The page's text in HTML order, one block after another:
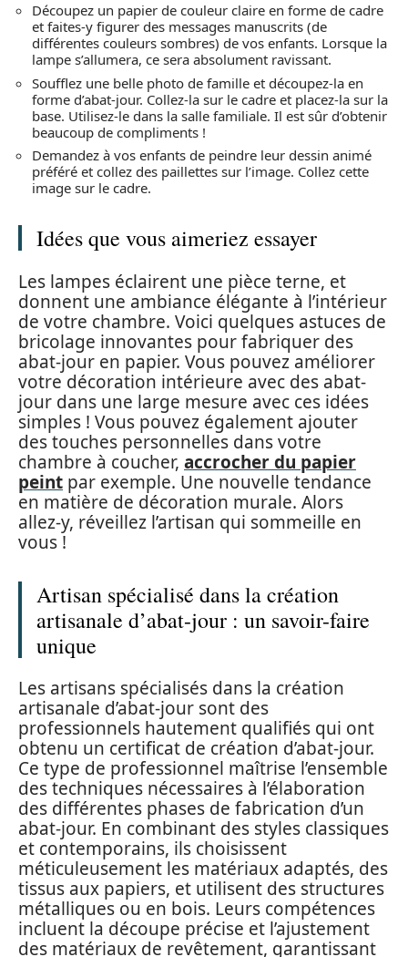
Découpez un papier de couleur claire en forme de cadre
et faites-y figurer des messages manuscrits (de
différentes couleurs sombres) de vos enfants. Lorsque la
lampe s’allumera, ce sera absolument ravissant.
Soufflez une belle photo de famille et découpez-la en
forme d’abat-jour. Collez-la sur le cadre et placez-la sur la
base. Utilisez-le dans la salle familiale. Il est sûr d’obtenir
beaucoup de compliments !
Demandez à vos enfants de peindre leur dessin animé
préféré et collez des paillettes sur l’image. Collez cette
image sur le cadre.
Idées que vous aimeriez essayer
Les lampes éclairent une pièce terne, et
donnent une ambiance élégante à l’intérieur
de votre chambre. Voici quelques astuces de
bricolage innovantes pour fabriquer des
abat-jour en papier. Vous pouvez améliorer
votre décoration intérieure avec des abat-
jour dans une large mesure avec ces idées
simples ! Vous pouvez également ajouter
des touches personnelles dans votre
chambre à coucher, accrocher du papier
peint par exemple. Une nouvelle tendance
en matière de décoration murale. Alors
allez-y, réveillez l’artisan qui sommeille en
vous !
Artisan spécialisé dans la création
artisanale d’abat-jour : un savoir-faire
unique
Les artisans spécialisés dans la création
artisanale d’abat-jour sont des
professionnels hautement qualifiés qui ont
obtenu un certificat de création d’abat-jour.
Ce type de professionnel maîtrise l’ensemble
des techniques nécessaires à l’élaboration
des différentes phases de fabrication d’un
abat-jour. En combinant des styles classiques
et contemporains, ils choisissent
méticuleusement les matériaux adaptés, des
tissus aux papiers, et utilisent des structures
métalliques ou en bois. Leurs compétences
incluent la découpe précise et l’ajustement
des matériaux de revêtement, garantissant